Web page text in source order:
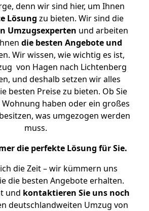
denn wir sind hier, um Ihnen
Lösung zu bieten. Wir sind die
Umzugsexperten und arbeiten
die besten Angebote und
Wir wissen, wie wichtig es ist,
von Hagen nach Lichtenberg
und deshalb setzen wir alles
besten Preise zu bieten. Ob Sie
haben oder ein großes
was umgezogen werden
muss.
die perfekte Lösung für Sie.
die Zeit – wir kümmern uns
die besten Angebote erhalten.
und kontaktieren Sie uns noch
deutschlandweiten Umzug von